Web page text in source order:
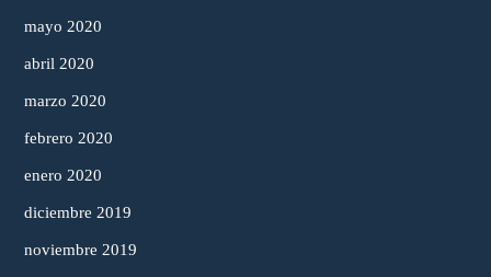
mayo 2020
abril 2020
marzo 2020
febrero 2020
enero 2020
diciembre 2019
noviembre 2019